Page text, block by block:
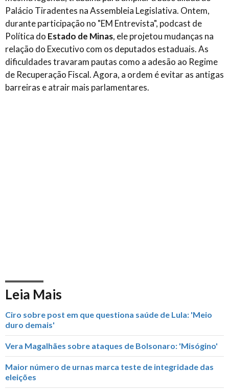
Palácio Tiradentes na Assembleia Legislativa. Ontem,
durante participação no "EM Entrevista", podcast de
Política do Estado de Minas, ele projetou mudanças na
relação do Executivo com os deputados estaduais. As
dificuldades travaram pautas como a adesão ao Regime
de Recuperação Fiscal. Agora, a ordem é evitar as antigas
barreiras e atrair mais parlamentares.
Leia Mais
Ciro sobre post em que questiona saúde de Lula: 'Meio
duro demais'
Vera Magalhães sobre ataques de Bolsonaro: 'Misógino'
Maior número de urnas marca teste de integridade das
eleições